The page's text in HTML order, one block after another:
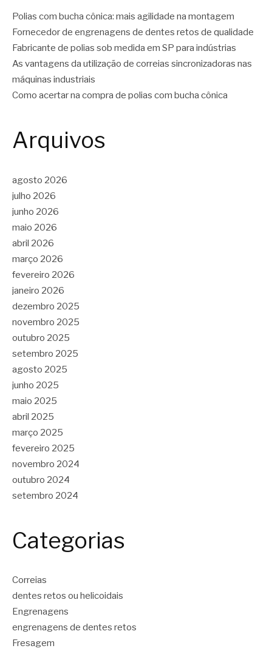
Polias com bucha cônica: mais agilidade na montagem
Fornecedor de engrenagens de dentes retos de qualidade
Fabricante de polias sob medida em SP para indústrias
As vantagens da utilização de correias sincronizadoras nas
máquinas industriais
Como acertar na compra de polias com bucha cônica
Arquivos
agosto 2026
julho 2026
junho 2026
maio 2026
abril 2026
março 2026
fevereiro 2026
janeiro 2026
dezembro 2025
novembro 2025
outubro 2025
setembro 2025
agosto 2025
junho 2025
maio 2025
abril 2025
março 2025
fevereiro 2025
novembro 2024
outubro 2024
setembro 2024
Categorias
Correias
dentes retos ou helicoidais
Engrenagens
engrenagens de dentes retos
Fresagem